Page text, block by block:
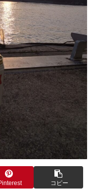
コピー